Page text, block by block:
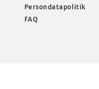
Persondatapolitik
FAQ